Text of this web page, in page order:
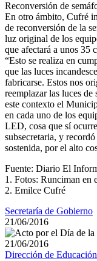
Reconversión de
En otro ámbito, Cufré
de reconversión de la
luz original de los
que afectará a unos 35
“Esto se realiza en
que las luces
fabricarse. Estos nos
reemplazar las luces de
este contexto el
en cada uno de los
LED, cosa que sí
subsecretaria, y
sostenida, por el alto
Fuente: Diario El
1. Fotos: Runciman en
2. Emilce Cufré
Secretaría de Gobierno
21/06/2016
21/06/2016
Dirección de Educación